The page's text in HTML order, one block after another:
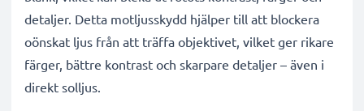
detaljer. Detta motljusskydd hjälper till att blockera
oönskat ljus från att träffa objektivet, vilket ger rikare
färger, bättre kontrast och skarpare detaljer – även i
direkt solljus.